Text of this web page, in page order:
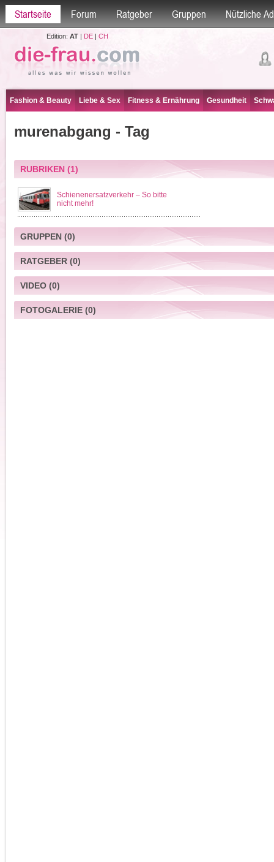
Startseite Forum Ratgeber Gruppen Nützliche
Edition: AT| DE| CH
Fashion & Beauty Liebe & Sex Fitness & Ernährung Gesundheit
murenabgang - Tag
RUBRIKEN(1)
Schienenersatzverkehr – So bitte
nicht mehr!
GRUPPEN(0)
RATGEBER(0)
VIDEO(0)
FOTOGALERIE(0)